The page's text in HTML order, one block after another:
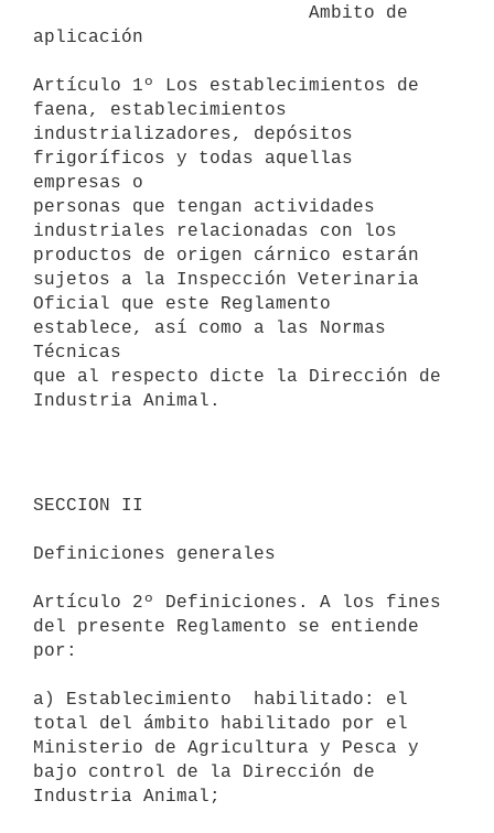
aplicación
Artículo 1º Los establecimientos de
faena, establecimientos
industrializadores, depósitos
frigoríficos y todas aquellas
empresas o
personas que tengan actividades
industriales relacionadas con los
productos de origen cárnico estarán
sujetos a la Inspección Veterinaria
Oficial que este Reglamento
establece, así como a las Normas
Técnicas
que al respecto dicte la Dirección de
Industria Animal.
SECCION II
Definiciones generales
Artículo 2º Definiciones. A los fines
del presente Reglamento se entiende
por:
a) Establecimiento  habilitado: el
total del ámbito habilitado por el
Ministerio de Agricultura y Pesca y
bajo control de la Dirección de
Industria Animal;